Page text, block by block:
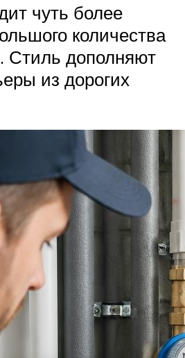
чуть более
количества
Стиль дополняют
из дорогих